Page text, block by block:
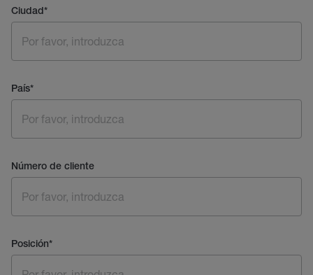
Ciudad*
País*
Número de cliente
Posición*